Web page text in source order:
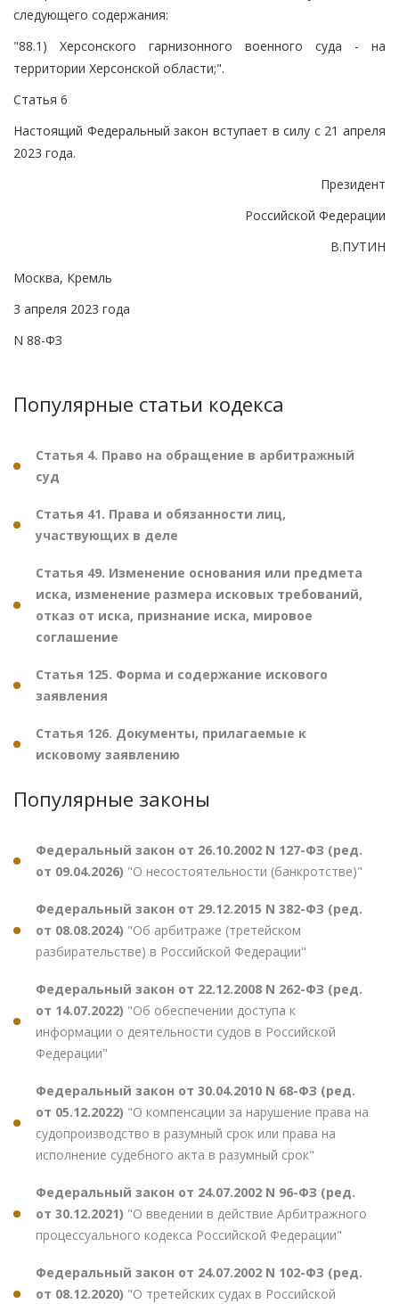
следующего содержания:
"88.1) Херсонского гарнизонного военного суда - на
территории Херсонской области;".
Статья 6
Настоящий Федеральный закон вступает в силу с 21 апреля
2023 года.
Президент
Российской Федерации
В.ПУТИН
Москва, Кремль
3 апреля 2023 года
N 88-ФЗ
Популярные статьи кодекса
Статья 4. Право на обращение в арбитражный
суд
Статья 41. Права и обязанности лиц,
участвующих в деле
Статья 49. Изменение основания или предмета
иска, изменение размера исковых требований,
отказ от иска, признание иска, мировое
соглашение
Статья 125. Форма и содержание искового
заявления
Статья 126. Документы, прилагаемые к
исковому заявлению
Популярные законы
Федеральный закон от 26.10.2002 N 127-ФЗ (ред.
от 09.04.2026) "О несостоятельности (банкротстве)"
Федеральный закон от 29.12.2015 N 382-ФЗ (ред.
от 08.08.2024) "Об арбитраже (третейском
разбирательстве) в Российской Федерации"
Федеральный закон от 22.12.2008 N 262-ФЗ (ред.
от 14.07.2022) "Об обеспечении доступа к
информации о деятельности судов в Российской
Федерации"
Федеральный закон от 30.04.2010 N 68-ФЗ (ред.
от 05.12.2022) "О компенсации за нарушение права на
судопроизводство в разумный срок или права на
исполнение судебного акта в разумный срок"
Федеральный закон от 24.07.2002 N 96-ФЗ (ред.
от 30.12.2021) "О введении в действие Арбитражного
процессуального кодекса Российской Федерации"
Федеральный закон от 24.07.2002 N 102-ФЗ (ред.
от 08.12.2020) "О третейских судах в Российской